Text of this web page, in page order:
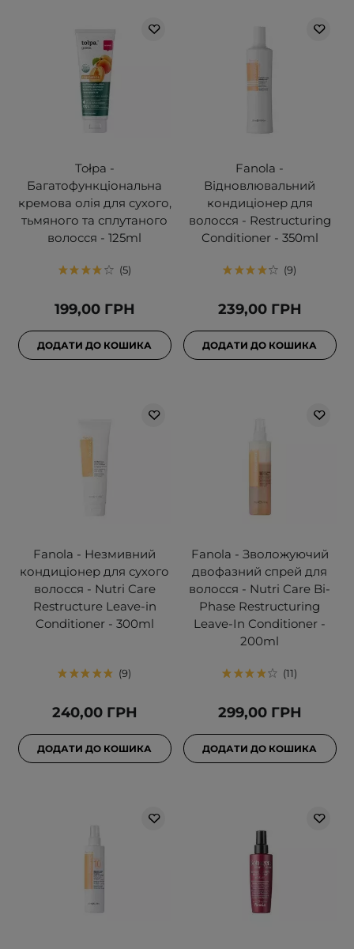
Tołpa -
Багатофункціональна
кремова олія для сухого,
тьмяного та сплутаного
волосся - 125ml
5
199,00 ГРН
ДОДАТИ ДО КОШИКА
Fanola -
Відновлювальний
кондиціонер для
волосся - Restructuring
Conditioner - 350ml
9
239,00 ГРН
ДОДАТИ ДО КОШИКА
Fanola - Незмивний
кондиціонер для сухого
волосся - Nutri Care
Restructure Leave-in
Conditioner - 300ml
9
240,00 ГРН
ДОДАТИ ДО КОШИКА
Fanola - Зволожуючий
двофазний спрей для
волосся - Nutri Care Bi-
Phase Restructuring
Leave-In Conditioner -
200ml
11
299,00 ГРН
ДОДАТИ ДО КОШИКА